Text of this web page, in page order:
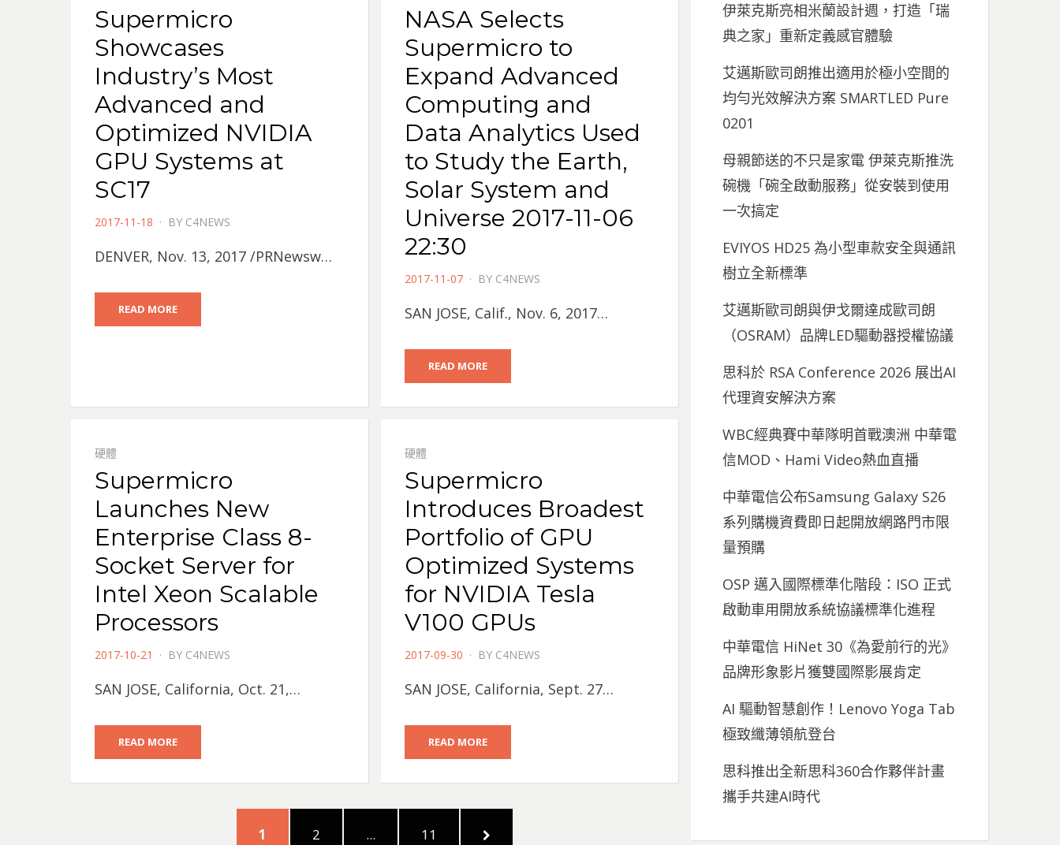
Supermicro
Showcases
Industry’s Most
Advanced and
Optimized NVIDIA
GPU Systems at
SC17
POSTED
2017-11-18 BY C4NEWS
DENVER, Nov. 13, 2017 /PRNewsw…
READ MORE
NASA Selects
Supermicro to
Expand Advanced
Computing and
Data Analytics Used
to Study the Earth,
Solar System and
Universe 2017-11-06
22:30
POSTED
2017-11-07 BY C4NEWS
SAN JOSE, Calif., Nov. 6, 2017…
READ MORE
硬體
Supermicro
Launches New
Enterprise Class 8-
Socket Server for
Intel Xeon Scalable
Processors
POSTED
2017-10-21 BY C4NEWS
SAN JOSE, California, Oct. 21,…
READ MORE
硬體
Supermicro
Introduces Broadest
Portfolio of GPU
Optimized Systems
for NVIDIA Tesla
V100 GPUs
POSTED
2017-09-30 BY C4NEWS
SAN JOSE, California, Sept. 27…
READ MORE
PAGE
1 PAGE
2 ... PAGE
11 NEXT
伊萊克斯亮相米蘭設計週，打造「瑞
典之家」重新定義感官體驗
艾邁斯歐司朗推出適用於極小空間的
均勻光效解決方案 SMARTLED Pure
0201
母親節送的不只是家電 伊萊克斯推洗
碗機「碗全啟動服務」從安裝到使用
一次搞定
EVIYOS HD25 為小型車款安全與通訊
樹立全新標準
艾邁斯歐司朗與伊戈爾達成歐司朗
（OSRAM）品牌LED驅動器授權協議
思科於 RSA Conference 2026 展出AI
代理資安解決方案
WBC經典賽中華隊明首戰澳洲 中華電
信MOD、Hami Video熱血直播
中華電信公布Samsung Galaxy S26
系列購機資費即日起開放網路門市限
量預購
OSP 邁入國際標準化階段：ISO 正式
啟動車用開放系統協議標準化進程
中華電信 HiNet 30《為愛前行的光》
品牌形象影片獲雙國際影展肯定
AI 驅動智慧創作！Lenovo Yoga Tab
極致纖薄領航登台
思科推出全新思科360合作夥伴計畫
攜手共建AI時代